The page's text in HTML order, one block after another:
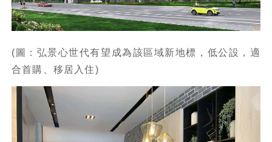
(圖：弘景心世代有望成為該區域新地標，低公設，適
合首購、移居入住)